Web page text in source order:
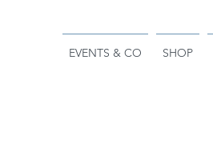
EVENTS & CO SHOP